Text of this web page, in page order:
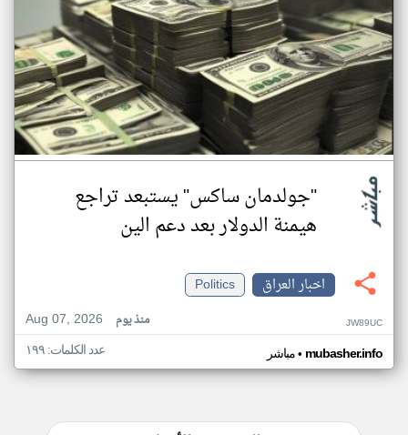
"جولدمان ساكس" يستبعد تراجع
هيمنة الدولار بعد دعم الين
اخبار العراق
Politics
Aug 07, 2026
منذ يوم JW89UC
مباشر• mubasher.info عدد الكلمات: ١٩٩